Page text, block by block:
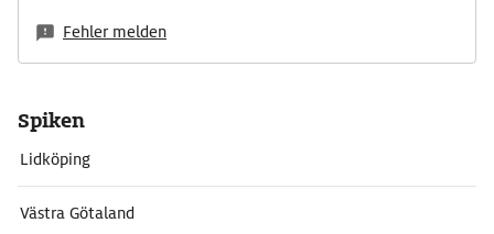
Fehler melden
Spiken
Lidköping
Västra Götaland